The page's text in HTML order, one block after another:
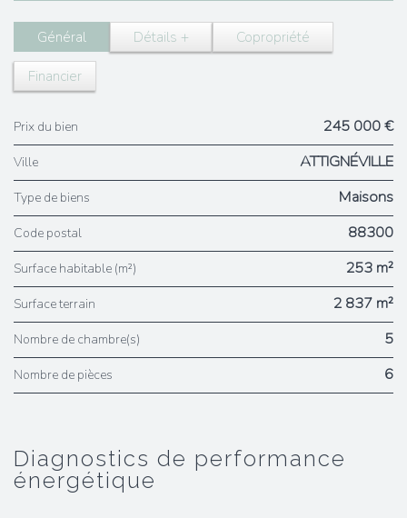
Général Détails + Copropriété
Financier
Prix du bien 245 000 €
Ville ATTIGNÉVILLE
Type de biens Maisons
Code postal 88300
Surface habitable (m²) 253 m²
surface terrain 2 837 m²
Nombre de chambre(s) 5
Nombre de pièces 6
diagnostics de performance
énergétique